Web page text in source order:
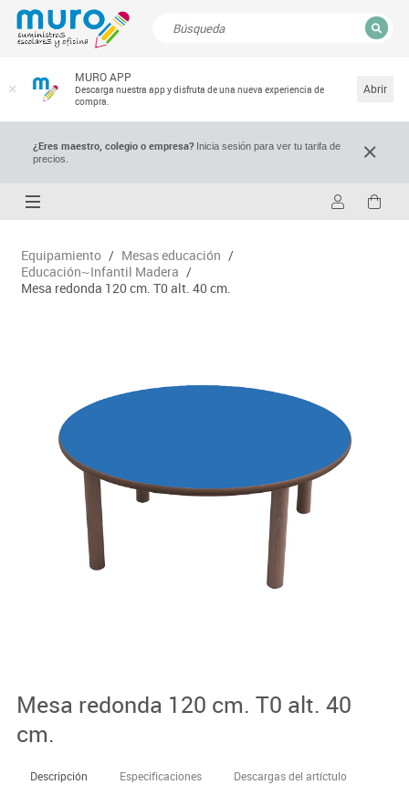
MURO APP
Descarga nuestra app y disfruta de una nueva experiencia de
compra.
Abrir
¿Eres maestro, colegio o empresa?Inicia sesión para ver tu tarifa de
precios.
Equipamiento / Mesas educación /
Educación~Infantil Madera /
Mesa redonda 120 cm. T0 alt. 40 cm.
Mesa redonda 120 cm. T0 alt. 40
cm.
Descripción Especificaciones Descargas del artíctulo